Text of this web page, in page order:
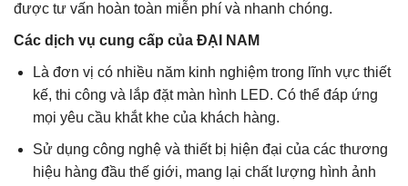
được tư vấn hoàn toàn miễn phí và nhanh chóng.
Các dịch vụ cung cấp của ĐẠI NAM
Là đơn vị có nhiều năm kinh nghiệm trong lĩnh vực thiết
kế, thi công và lắp đặt màn hình LED. Có thể đáp ứng
mọi yêu cầu khắt khe của khách hàng.
Sử dụng công nghệ và thiết bị hiện đại của các thương
hiệu hàng đầu thế giới, mang lại chất lượng hình ảnh